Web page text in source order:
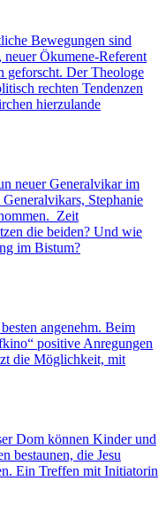
Bewegungen sind
Ökumene-Referent
geforscht. Der Theologe
rechten Tendenzen
hierzulande
neuer Generalvikar im
Stephanie
Zeit
die beiden? Und wie
im Bistum?
angenehm. Beim
positive Anregungen
die Möglichkeit, mit
Dom können Kinder und
bestaunen, die Jesu
Ein Treffen mit Initiatorin